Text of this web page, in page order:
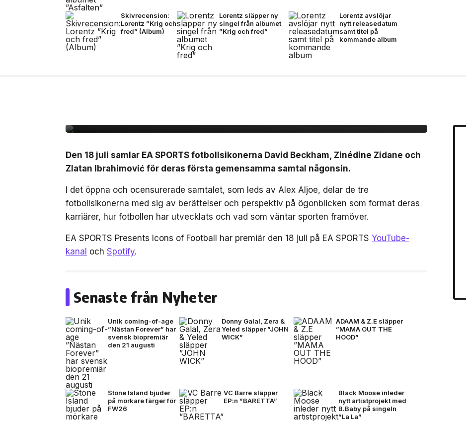
Skivrecension:
Lorentz ”Krig och
fred” (Album)
Lorentz släpper ny
singel från albumet
”Krig och fred”
Lorentz avslöjar
nytt releasedatum
samt titel på
kommande album
Den 18 juli samlar EA SPORTS fotbollsikonerna David Beckham, Zinédine Zidane och
Zlatan Ibrahimović för deras första gemensamma samtal någonsin.
I det öppna och ocensurerade samtalet, som leds av Alex Aljoe, delar de tre
fotbollsikonerna med sig av berättelser och perspektiv på ögonblicken som format deras
karriärer, hur fotbollen har utvecklats och vad som väntar sporten framöver.
EA SPORTS Presents Icons of Football har premiär den 18 juli på EA SPORTS YouTube-
kanal och Spotify.
Senaste från Nyheter
Unik coming-of-age
”Nästan Forever” har
svensk biopremiär
den 21 augusti
Donny Galal, Zera &
Yeled släpper ”JOHN
WICK”
ADAAM & Z.E släpper
”MAMA OUT THE
HOOD”
Stone Island bjuder
på mörkare färger för
FW26
VC Barre släpper
EP:n ”BARETTA”
Black Moose inleder
nytt artistprojekt med
B.Baby på singeln
”La La”